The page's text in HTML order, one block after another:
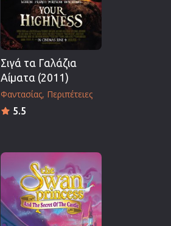
Σιγά τα Γαλάζια
Αίματα (2011)
Φαντασίας Περιπέτειες
5.5